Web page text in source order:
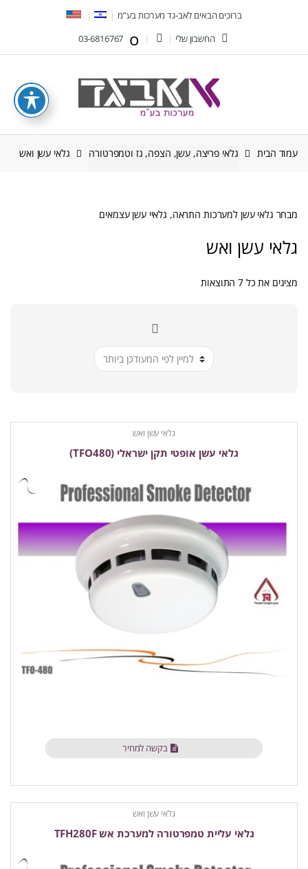
ברוכים הבאים לאב-גד מערכות בע”מ
החשבון שלי
עמוד הבית גלאי פריצה, עשן, הצפה, גז וטמפרטורה גלאי עשן ואש
מבחר גלאי עשן למערכות התראה, גלאיי עשן עצמאים
גלאי עשן ואש
מציגים את כל ⁦7⁩ התוצאות
ממוין
ביותר
גלאי עשן ואש
גלאי עשן אופטי תקן ישראלי (TFO480)
בקשה למחיר
גלאי עשן ואש
גלאי עליית טמפרטורה למערכת אש TFH280F